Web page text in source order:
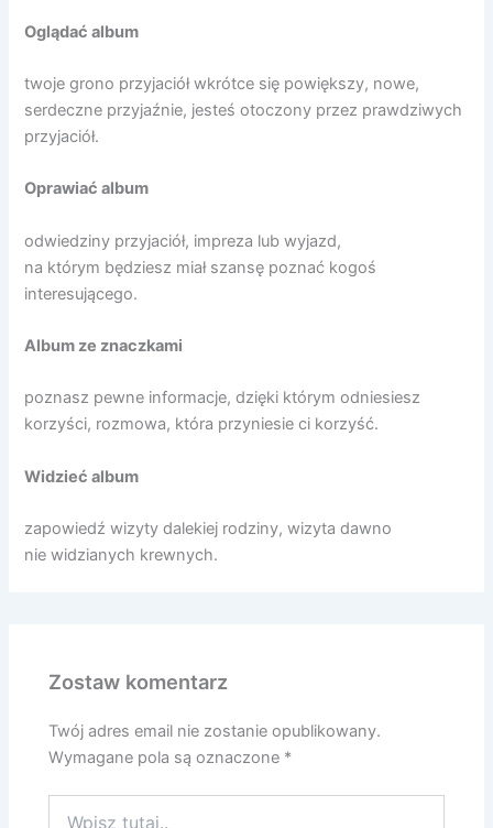
Oglądać album
twoje grono przyjaciół wkrótce się powiększy, nowe,
serdeczne przyjaźnie, jesteś otoczony przez prawdziwych
przyjaciół.
Oprawiać album
odwiedziny przyjaciół, impreza lub wyjazd,
na którym będziesz miał szansę poznać kogoś
interesującego.
Album ze znaczkami
poznasz pewne informacje, dzięki którym odniesiesz
korzyści, rozmowa, która przyniesie ci korzyść.
Widzieć album
zapowiedź wizyty dalekiej rodziny, wizyta dawno
nie widzianych krewnych.
Zostaw komentarz
Twój adres email nie zostanie opublikowany.
Wymagane pola są oznaczone *